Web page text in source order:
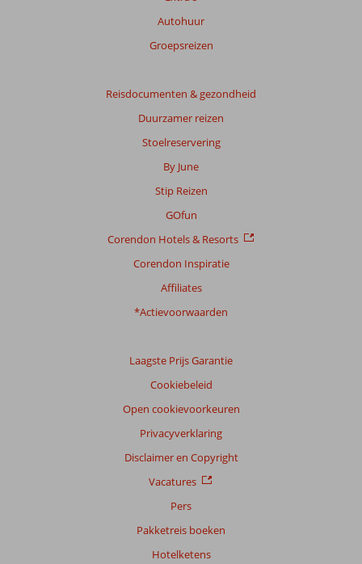
Autohuur
Groepsreizen
Reisdocumenten & gezondheid
Duurzamer reizen
Stoelreservering
By June
Stip Reizen
GOfun
Corendon Hotels & Resorts
Corendon Inspiratie
Affiliates
*Actievoorwaarden
Laagste Prijs Garantie
Cookiebeleid
Open cookievoorkeuren
Privacyverklaring
Disclaimer en Copyright
Vacatures
Pers
Pakketreis boeken
Hotelketens